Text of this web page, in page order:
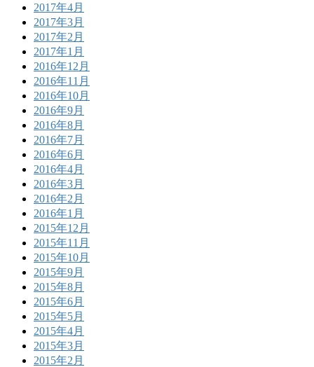
2017年4月
2017年3月
2017年2月
2017年1月
2016年12月
2016年11月
2016年10月
2016年9月
2016年8月
2016年7月
2016年6月
2016年4月
2016年3月
2016年2月
2016年1月
2015年12月
2015年11月
2015年10月
2015年9月
2015年8月
2015年6月
2015年5月
2015年4月
2015年3月
2015年2月